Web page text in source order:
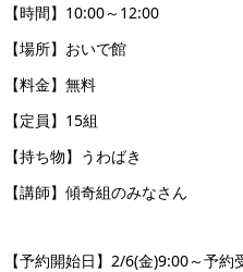
【時間】10:00～12:00
【場所】おいで館
【料金】無料
【定員】15組
【持ち物】うわばき
【講師】傾奇組のみなさん
【予約開始日】2/6(金)9:00～予約